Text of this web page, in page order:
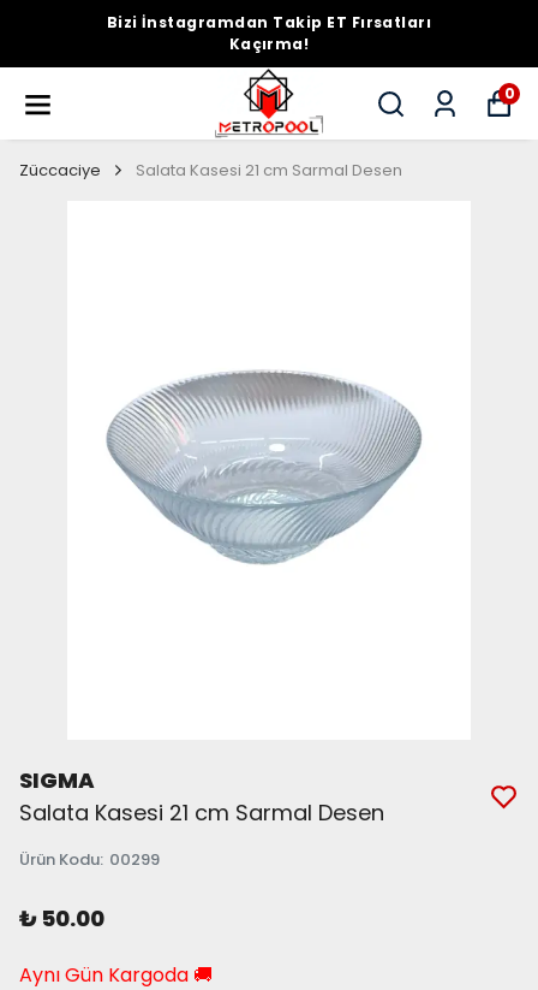
Bizi İnstagramdan Takip ET Fırsatları
Kaçırma!
0
Züccaciye Salata Kasesi 21 cm Sarmal Desen
SIGMA
Salata Kasesi 21 cm Sarmal Desen
Ürün Kodu: 00299
₺ 50.00
Aynı Gün Kargoda 🚚